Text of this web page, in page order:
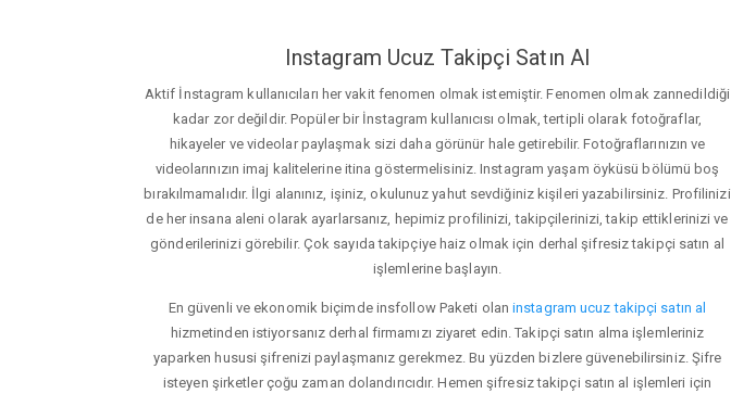
Instagram Ucuz Takipçi Satın Al
Aktif İnstagram kullanıcıları her vakit fenomen olmak istemiştir. Fenomen olmak zannedildiği
kadar zor değildir. Popüler bir İnstagram kullanıcısı olmak, tertipli olarak fotoğraflar,
hikayeler ve videolar paylaşmak sizi daha görünür hale getirebilir. Fotoğraflarınızın ve
videolarınızın imaj kalitelerine itina göstermelisiniz. Instagram yaşam öyküsü bölümü boş
bırakılmamalıdır. İlgi alanınız, işiniz, okulunuz yahut sevdiğiniz kişileri yazabilirsiniz. Profilinizi
de her insana aleni olarak ayarlarsanız, hepimiz profilinizi, takipçilerinizi, takip ettiklerinizi ve
gönderilerinizi görebilir. Çok sayıda takipçiye haiz olmak için derhal şifresiz takipçi satın al
işlemlerine başlayın.
En güvenli ve ekonomik biçimde insfollow Paketi olaninstagram ucuz takipçi satın al
hizmetinden istiyorsanız derhal firmamızı ziyaret edin. Takipçi satın alma işlemleriniz
yaparken hususi şifrenizi paylaşmanız gerekmez. Bu yüzden bizlere güvenebilirsiniz. Şifre
isteyen şirketler çoğu zaman dolandırıcıdır. Hemen şifresiz takipçi satın al işlemleri için